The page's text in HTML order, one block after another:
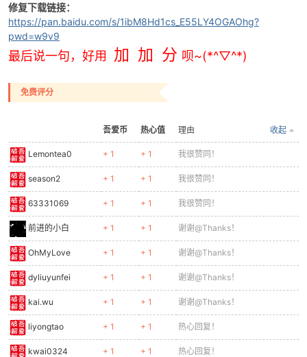
修复下载链接：
https://pan.baidu.com/s/1ibM8Hd1cs_E55LY4OGAOhg?
pwd=w9v9
最后说一句，好用 加 加 分 呗~(*^▽^*)
免费评分
吾爱币 热心值 收起
理由
Lemontea0 + 1 + 1 我很赞同！
season2 + 1 + 1 我很赞同！
63331069 + 1 + 1 我很赞同！
前进的小白 + 1 + 1 谢谢@Thanks！
OhMyLove + 1 + 1 谢谢@Thanks！
dyliuyunfei + 1 + 1 谢谢@Thanks！
kai.wu + 1 + 1 谢谢@Thanks！
liyongtao + 1 + 1 热心回复！
kwai0324 + 1 + 1 热心回复！